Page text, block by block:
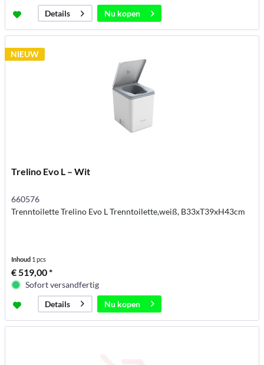
Details
Nu kopen
NIEUW
Trelino Evo L – Wit
660576
Trenntoilette Trelino Evo L Trenntoilette,weiß, B33xT39xH43cm
Inhoud 1 pcs
€ 519,00 *
Sofort versandfertig
Details
Nu kopen